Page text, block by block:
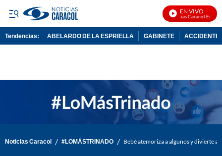
EN VIVO
Noticias Caracol En Vivo
Tendencias: ABELARDO DE LA ESPRIELLA GABINETE ACCIDENTE
Noticias Caracol / #LOMÁSTRINADO / Bebé atemoriza a algunos y divierte a